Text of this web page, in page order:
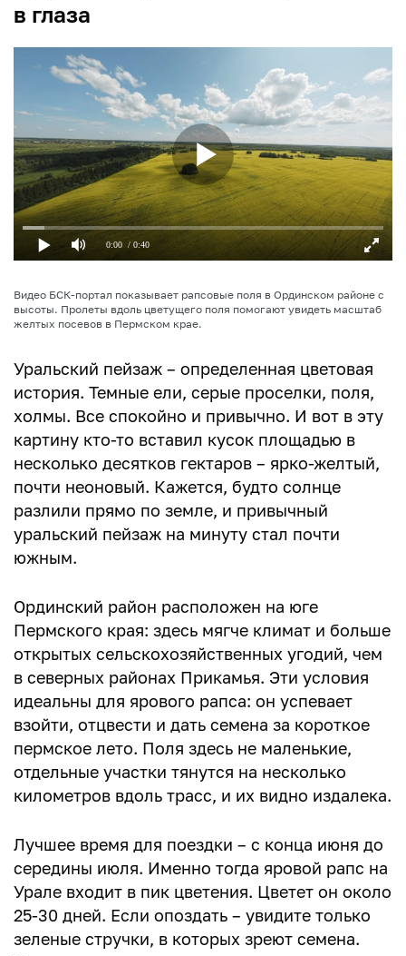
в глаза
0:00 / 0:40
Видео БСК-портал показывает рапсовые поля в Ординском районе с
высоты. Пролеты вдоль цветущего поля помогают увидеть масштаб
желтых посевов в Пермском крае.
Уральский пейзаж – определенная цветовая
история. Темные ели, серые проселки, поля,
холмы. Все спокойно и привычно. И вот в эту
картину кто-то вставил кусок площадью в
несколько десятков гектаров – ярко-желтый,
почти неоновый. Кажется, будто солнце
разлили прямо по земле, и привычный
уральский пейзаж на минуту стал почти
южным.
Ординский район расположен на юге
Пермского края: здесь мягче климат и больше
открытых сельскохозяйственных угодий, чем
в северных районах Прикамья. Эти условия
идеальны для ярового рапса: он успевает
взойти, отцвести и дать семена за короткое
пермское лето. Поля здесь не маленькие,
отдельные участки тянутся на несколько
километров вдоль трасс, и их видно издалека.
Лучшее время для поездки – с конца июня до
середины июля. Именно тогда яровой рапс на
Урале входит в пик цветения. Цветет он около
25-30 дней. Если опоздать – увидите только
зеленые стручки, в которых зреют семена.